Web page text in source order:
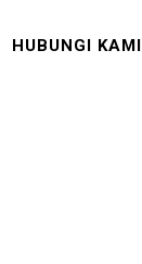
HUBUNGI KAMI